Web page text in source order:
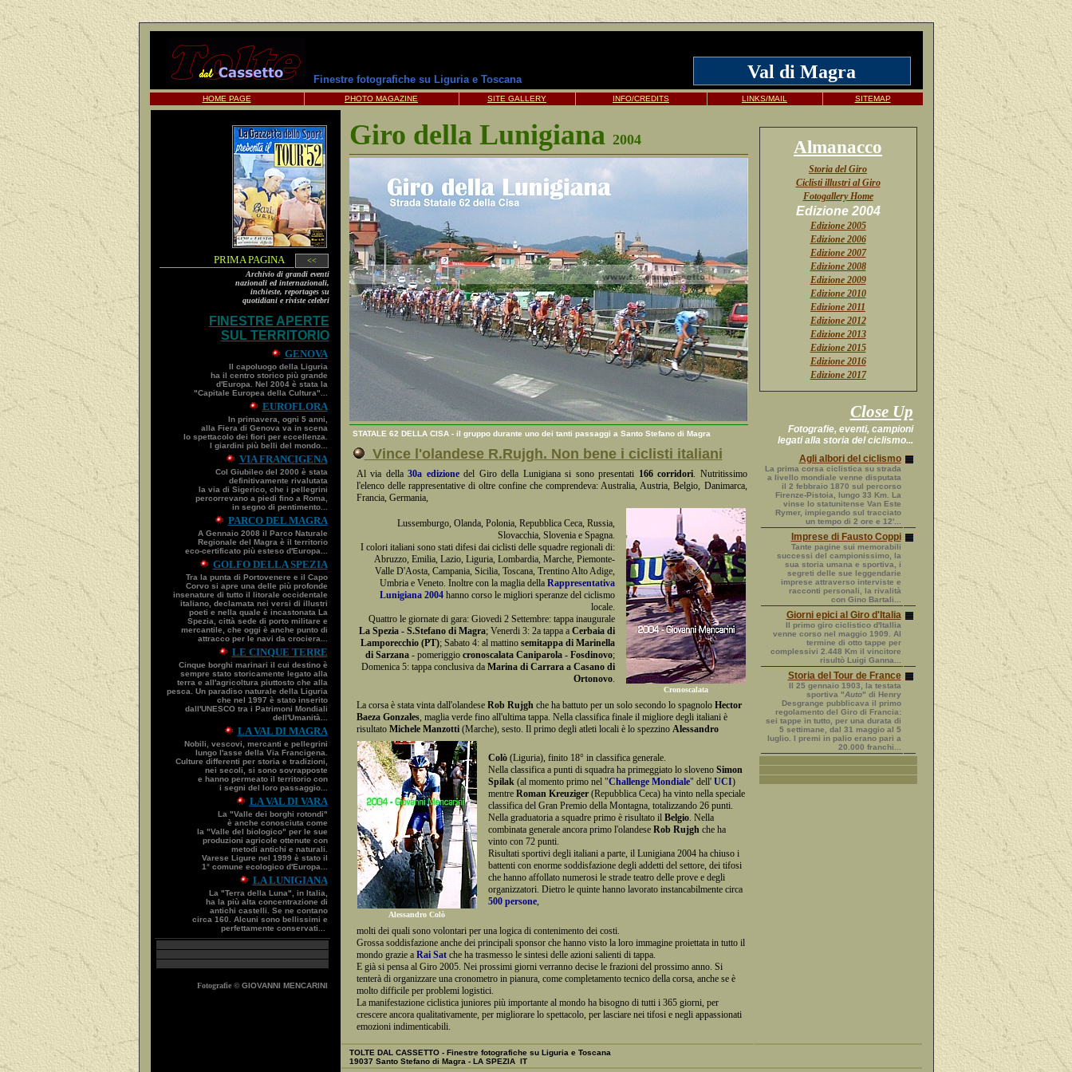
Finestre fotografiche su Liguria e Toscana Val di Magra
HOME PAGE PHOTO MAGAZINE SITE GALLERY INFO/CREDITS LINKS/MAIL SITEMAP
PRIMA PAGINA
<<
Archivio di grandi eventi
nazionali ed internazionali,
inchieste, reportages su
quotidiani e riviste celebri
FINESTRE APERTE
SUL TERRITORIO
GENOVA
Il capoluogo della Liguria
ha il centro storico più grande
d'Europa. Nel 2004 è stata la
"Capitale Europea della Cultura"...
EUROFLORA
In primavera, ogni 5 anni,
alla Fiera di Genova va in scena
lo spettacolo dei fiori per eccellenza.
I giardini più belli del mondo...
VIA FRANCIGENA
Col Giubileo del 2000 è stata
definitivamente rivalutata
la via di Sigerico, che i pellegrini
percorrevano a piedi fino a Roma,
in segno di pentimento...
PARCO DEL MAGRA
A Gennaio 2008 il Parco Naturale
Regionale del Magra è il territorio
eco-certificato più esteso d'Europa...
GOLFO DELLA SPEZIA
Tra la punta di Portovenere e il Capo
Corvo si apre una delle più profonde
insenature di tutto il litorale occidentale
italiano, declamata nei versi di illustri
poeti e nella quale è incastonata La
Spezia, città sede di porto militare e
mercantile, che oggi è anche punto di
attracco per le navi da crociera...
LE CINQUE TERRE
Cinque borghi marinari il cui destino è
sempre stato storicamente legato alla
terra e all'agricoltura piuttosto che alla
pesca. Un paradiso naturale della Liguria
che nel 1997 è stato inserito
dall'UNESCO tra i Patrimoni Mondiali
dell'Umanità...
LA VAL DI MAGRA
Nobili, vescovi, mercanti e pellegrini
lungo l'asse della Via Francigena.
Culture differenti per storia e tradizioni,
nei secoli, si sono sovrapposte
e hanno permeato il territorio con
i segni del loro passaggio...
LA VAL DI VARA
La "Valle dei borghi rotondi"
è anche conosciuta come
la "Valle del biologico" per le sue
produzioni agricole ottenute con
metodi antichi e naturali.
Varese Ligure nel 1999 è stato il
1° comune ecologico d'Europa...
LA LUNIGIANA
La "Terra della Luna", in Italia,
ha la più alta concentrazione di
antichi castelli. Se ne contano
circa 160. Alcuni sono bellissimi e
perfettamente conservati...
Fotografie ©GIOVANNI MENCARINI
Giro della Lunigiana 2004
STATALE 62 DELLA CISA - il gruppo durante uno dei tanti passaggi a Santo Stefano di Magra
Vince l'olandese R.Rujgh. Non bene i ciclisti italiani
Al via della 30a edizionedel Giro della Lunigiana si sono presentati 166 corridori. Nutritissimo
l'elenco delle rappresentative di oltre confine che comprendeva: Australia, Austria, Belgio, Danimarca,
Francia, Germania,
Lussemburgo, Olanda, Polonia, Repubblica Ceca, Russia,
Slovacchia, Slovenia e Spagna.
I colori italiani sono stati difesi dai ciclisti delle squadre regionali di:
Abruzzo, Emilia, Lazio, Liguria, Lombardia, Marche, Piemonte-
Valle D'Aosta, Campania, Sicilia, Toscana, Trentino Alto Adige,
Umbria e Veneto. Inoltre con la maglia della Rappresentativa
Lunigiana 2004hanno corso le migliori speranze del ciclismo
locale.
Quattro le giornate di gara: Giovedi 2 Settembre: tappa inaugurale
La Spezia - S.Stefano di Magra; Venerdi 3: 2a tappa a Cerbaia di
Lamporecchio (PT); Sabato 4: al mattino semitappa di Marinella
di Sarzana- pomeriggio cronoscalata Caniparola - Fosdinovo;
Domenica 5: tappa conclusiva da Marina di Carrara a Casano di
Ortonovo.
Cronoscalata
La corsa è stata vinta dall'olandese Rob Rujghche ha battuto per un solo secondo lo spagnolo Hector
Baeza Gonzales, maglia verde fino all'ultima tappa. Nella classifica finale il migliore degli italiani è
risultato Michele Manzotti (Marche), sesto. Il primo degli atleti locali è lo spezzino Alessandro
Alessandro Colò
Colò (Liguria), finito 18° in classifica generale.
Nella classifica a punti di squadra ha primeggiato lo sloveno Simon
Spilak(al momento primo nel "Challenge Mondiale" dell' UCI)
mentre Roman Kreuziger(Repubblica Ceca) ha vinto nella speciale
classifica del Gran Premio della Montagna, totalizzando 26 punti.
Nella graduatoria a squadre primo è risultato il Belgio. Nella
combinata generale ancora primo l'olandese Rob Rujghche ha
vinto con 72 punti.
Risultati sportivi degli italiani a parte, il Lunigiana 2004 ha chiuso i
battenti con enorme soddisfazione degli addetti del settore, dei tifosi
che hanno affollato numerosi le strade teatro delle prove e degli
organizzatori. Dietro le quinte hanno lavorato instancabilmente circa
500 persone,
molti dei quali sono volontari per una logica di contenimento dei costi.
Grossa soddisfazione anche dei principali sponsor che hanno visto la loro immagine proiettata in tutto il
mondo grazie a Rai Satche ha trasmesso le sintesi delle azioni salienti di tappa.
E già si pensa al Giro 2005. Nei prossimi giorni verranno decise le frazioni del prossimo anno. Si
tenterà di organizzare una cronometro in pianura, come completamento tecnico della corsa, anche se è
molto difficile per problemi logistici.
La manifestazione ciclistica juniores più importante al mondo ha bisogno di tutti i 365 giorni, per
crescere ancora qualitativamente, per migliorare lo spettacolo, per lasciare nei tifosi e negli appassionati
emozioni indimenticabili.
Almanacco
Storia del Giro
Ciclisti illustri al Giro
Fotogallery Home
Edizione 2004
Edizione 2005
Edizione 2006
Edizione 2007
Edizione 2008
Edizione 2009
Edizione 2010
Edizione 2011
Edizione 2012
Edizione 2013
Edizione 2015
Edizione 2016
Edizione 2017
Close Up
Fotografie, eventi, campioni
legati alla storia del ciclismo...
Agli albori del ciclismo
La prima corsa ciclistica su strada
a livello mondiale venne disputata
il 2 febbraio 1870 sul percorso
Firenze-Pistoia, lungo 33 Km. La
vinse lo statunitense Van Este
Rymer, impiegando sul tracciato
un tempo di 2 ore e 12'...
Imprese di Fausto Coppi
Tante pagine sui memorabili
successi del campionissimo, la
sua storia umana e sportiva, i
segreti delle sue leggendarie
imprese attraverso interviste e
racconti personali, la rivalità
con Gino Bartali...
Giorni epici al Giro d'Italia
Il primo giro ciclistico d'Itallia
venne corso nel maggio 1909. Al
termine di otto tappe per
complessivi 2.448 Km il vincitore
risultò Luigi Ganna...
Storia del Tour de France
Il 25 gennaio 1903, la testata
sportiva "Auto" di Henry
Desgrange pubblicava il primo
regolamento del Giro di Francia:
sei tappe in tutto, per una durata di
5 settimane, dal 31 maggio al 5
luglio. I premi in palio erano pari a
20.000 franchi...
TOLTE DAL CASSETTO - Finestre fotografiche su Liguria e Toscana
19037 Santo Stefano di Magra - LA SPEZIA IT